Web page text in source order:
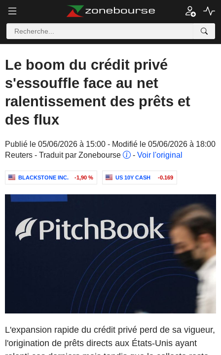
Le boom du crédit privé
s'essouffle face au net
ralentissement des prêts et
des flux
Publié le 05/06/2026 à 15:00 - Modifié le 05/06/2026 à 18:00
Reuters - Traduit par Zonebourse
- Voir l'original
BLACKSTONE INC. -1,90 % US 10Y CASH -0.169
L'expansion rapide du crédit privé perd de sa vigueur,
l'origination de prêts directs aux États-Unis ayant